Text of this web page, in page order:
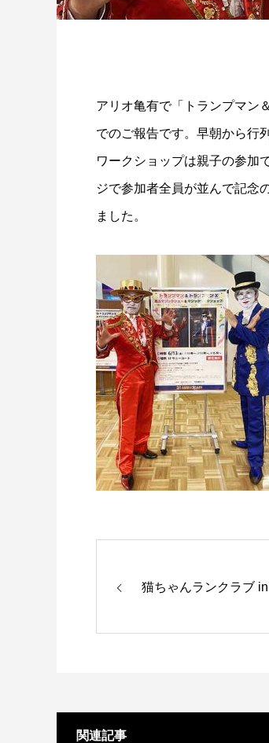
アリオ亀有で「トランプマン
でのご報告です。早朝から行
ワークショップは親子の参加
ジで参加者全員が並んで記念
ました。
猫ちゃんランクラブ
関連記事